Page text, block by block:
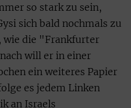
so stark zu sein,
sich bald nochmals zu
wie die "Frankfurter
will er in einer
ein weiteres Papier
es jedem Linken
an Israels